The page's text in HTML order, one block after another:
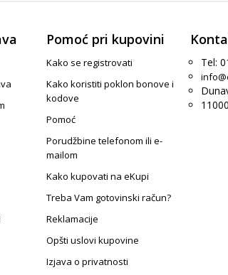
Pomoć pri kupovini
Kako se registrovati
Kako koristiti poklon bonove i
kodove
Pomoć
Porudžbine telefonom ili e-
mailom
Kako kupovati na eKupi
Treba Vam gotovinski račun?
Reklamacije
Opšti uslovi kupovine
Izjava o privatnosti
Tel: